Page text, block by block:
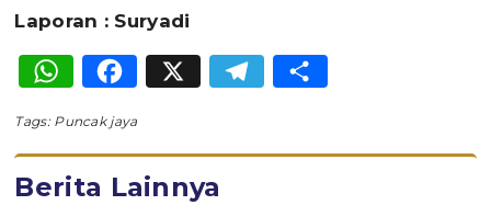
Laporan : Suryadi
WhatsApp
Facebook
X Telegram
Tags: Puncak jaya
Berita Lainnya